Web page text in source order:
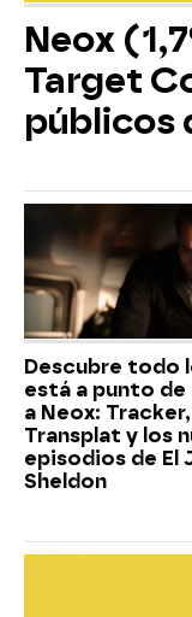
Neox
Target
públicos
Descubre todo
está a punto de
a Neox: Tracker,
Transplat y los
episodios de El
Sheldon